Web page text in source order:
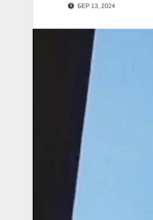
БЕР 13, 2024